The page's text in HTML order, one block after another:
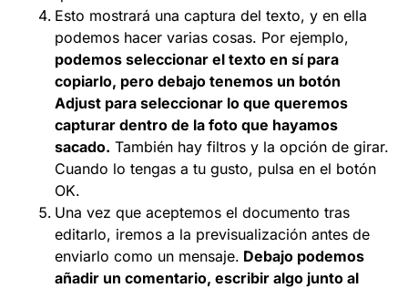
Esto mostrará una captura del texto, y en ella
podemos hacer varias cosas. Por ejemplo,
podemos seleccionar el texto en sí para
copiarlo, pero debajo tenemos un botón
Adjust para seleccionar lo que queremos
capturar dentro de la foto que hayamos
sacado. También hay filtros y la opción de girar.
Cuando lo tengas a tu gusto, pulsa en el botón
OK.
Una vez que aceptemos el documento tras
editarlo, iremos a la previsualización antes de
enviarlo como un mensaje. Debajo podemos
añadir un comentario, escribir algo junto al